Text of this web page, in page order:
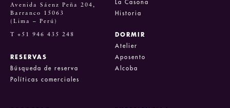
Avenida Sáenz Peña 204,
Barranco 15063
(Lima – Perú)
T +51 946 435 248
RESERVAS
Búsqueda de reserva
Políticas comerciales
La Casona
Historia
DORMIR
Atelier
Aposento
Alcoba